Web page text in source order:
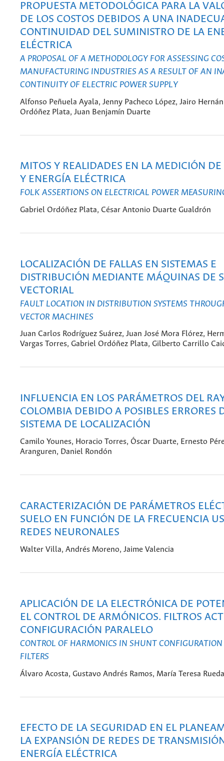
PROPUESTA METODOLÓGICA PARA LA
DE LOS COSTOS DEBIDOS A UNA
CONTINUIDAD DEL SUMINISTRO DE LA
ELÉCTRICA
A PROPOSAL OF A METHODOLOGY FOR ASSESSING
MANUFACTURING INDUSTRIES AS A RESULT OF AN
CONTINUITY OF ELECTRIC POWER SUPPLY
Alfonso Peñuela Ayala, Jenny Pacheco López, Jairo
Ordóñez Plata, Juan Benjamín Duarte
MITOS Y REALIDADES EN LA MEDICIÓN
Y ENERGÍA ELÉCTRICA
FOLK ASSERTIONS ON ELECTRICAL POWER
Gabriel Ordóñez Plata, César Antonio Duarte Gualdrón
LOCALIZACIÓN DE FALLAS EN SISTEMAS E
DISTRIBUCIÓN MEDIANTE MÁQUINAS DE
VECTORIAL
FAULT LOCATION IN DISTRIBUTION SYSTEMS
VECTOR MACHINES
Juan Carlos Rodríguez Suárez, Juan José Mora Flórez,
Vargas Torres, Gabriel Ordóñez Plata, Gilberto Carrillo
INFLUENCIA EN LOS PARÁMETROS DEL
COLOMBIA DEBIDO A POSIBLES ERRORES
SISTEMA DE LOCALIZACIÓN
Camilo Younes, Horacio Torres, Óscar Duarte, Ernesto
Aranguren, Daniel Rondón
CARACTERIZACIÓN DE PARÁMETROS
SUELO EN FUNCIÓN DE LA FRECUENCIA
REDES NEURONALES
Walter Villa, Andrés Moreno, Jaime Valencia
APLICACIÓN DE LA ELECTRÓNICA DE
EL CONTROL DE ARMÓNICOS. FILTROS
CONFIGURACIÓN PARALELO
CONTROL OF HARMONICS IN SHUNT
FILTERS
Álvaro Acosta, Gustavo Andrés Ramos, María Teresa
EFECTO DE LA SEGURIDAD EN EL
LA EXPANSIÓN DE REDES DE
ENERGÍA ELÉCTRICA